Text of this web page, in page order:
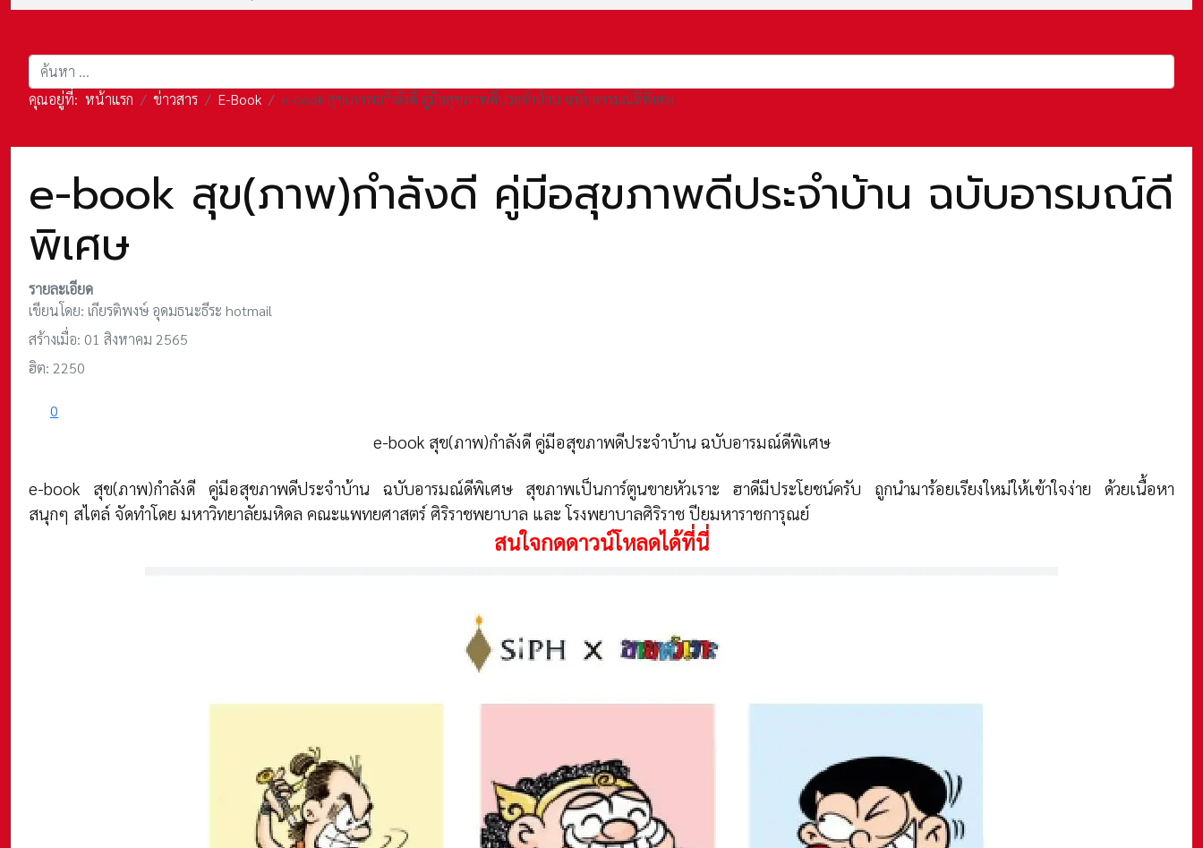
การค้นหา
คุณอยู่ที่: หน้าแรก ข่าวสาร E-Book e-book สุข(ภาพ)กำลังดี คู่มีอสุขภาพดีประจำบ้าน ฉบับอารมณ์ดีพิเศษ
e-book สุข(ภาพ)กำลังดี คู่มีอสุขภาพดีประจำบ้าน ฉบับอารมณ์ดี
พิเศษ
รายละเอียด
เขียนโดย: เกียรติพงษ์ อุดมธนะธีระ hotmail
สร้างเมื่อ: 01 สิงหาคม 2565
ฮิต: 2250
0
e-book สุข(ภาพ)กำลังดี คู่มีอสุขภาพดีประจำบ้าน ฉบับอารมณ์ดีพิเศษ
e-book สุข(ภาพ)กำลังดี คู่มีอสุขภาพดีประจำบ้าน ฉบับอารมณ์ดีพิเศษ สุขภาพเป็นการ์ตูนขายหัวเราะ ฮาดีมีประโยชน์ครับ ถูกนำมาร้อยเรียงใหม่ให้เข้าใจง่าย ด้วยเนื้อหา
สนุกๆ สไตล์ จัดทำโดย มหาวิทยาลัยมหิดล คณะแพทยศาสตร์ ศิริราชพยาบาล และ โรงพยาบาลศิริราช ปียมหาราชการุณย์
สนใจกดดาวน์โหลดได้ที่นี่